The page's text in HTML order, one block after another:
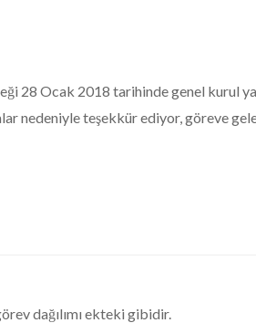
28 Ocak 2018 tarihinde genel kurul
nedeniyle teşekkür ediyor, göreve
dağılımı ekteki gibidir.